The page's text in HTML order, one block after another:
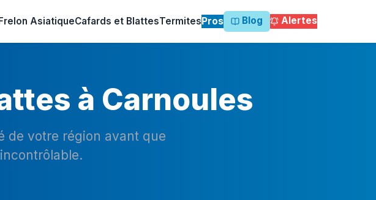
AsiatiqueCafards et BlattesTermitesPros Blog Alertes
à Carnoules
de votre région avant que